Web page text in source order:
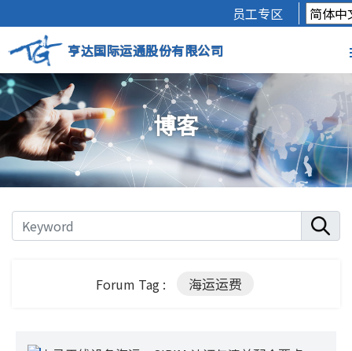
亨达国际运通股份有限公司
员工专区
博客
Forum Tag : 海运运费